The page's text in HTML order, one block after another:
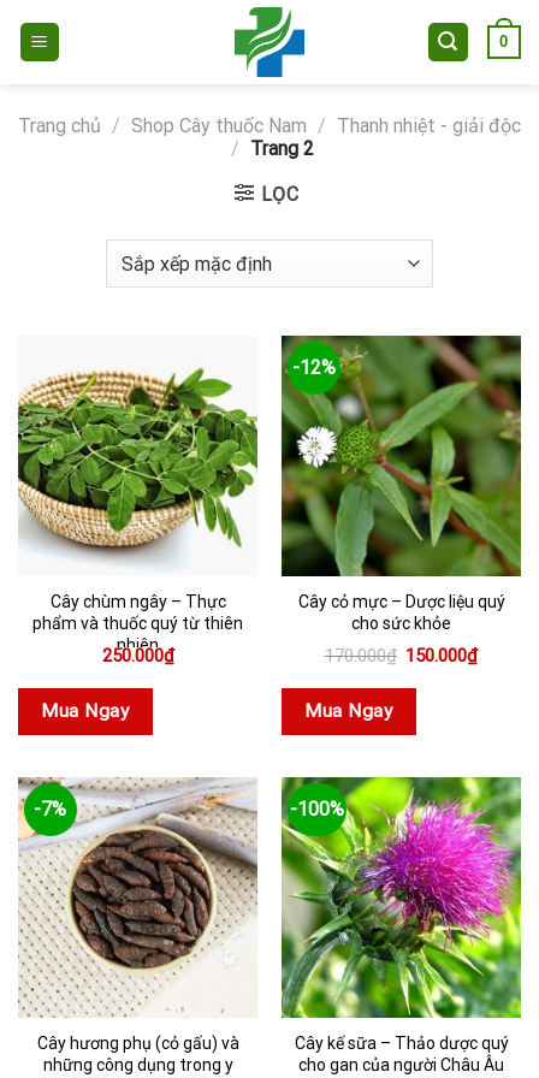
0
Trang chủ / Shop Cây thuốc Nam / Thanh nhiệt - giải độc
/ Trang 2
LỌC
Cây chùm ngây – Thực
phẩm và thuốc quý từ thiên
nhiên
250.000₫
Mua Ngay
-12%
Cây cỏ mực – Dược liệu quý
cho sức khỏe
170.000₫ Giá
là:
150.000₫Giá
hiện
Mua Ngay
-7%
Cây hương phụ (cỏ gấu) và
những công dụng trong y
-100%
Cây kế sữa – Thảo dược quý
cho gan của người Châu Âu